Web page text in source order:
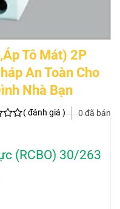
Tô Mát) 2P
An Toàn Cho
Nhà Bạn
( đánh giá ) 0 đã bán
(RCBO) 30/263